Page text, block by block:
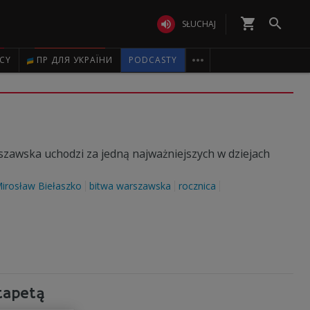
 SŁUCHAJ shopping_cart 
ПР ДЛЯ УКРАЇНИ PODCASTY 
uchodzi za jedną najważniejszych w dziejach
Biełaszko bitwa warszawska rocznica